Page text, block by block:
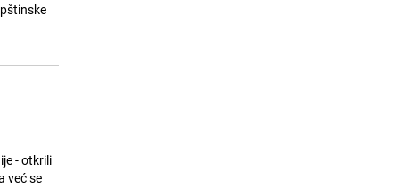
- otkrili
već se